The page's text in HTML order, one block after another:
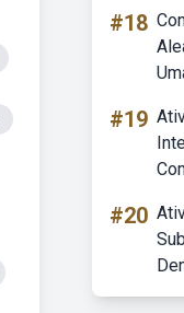
#18
#19
#20